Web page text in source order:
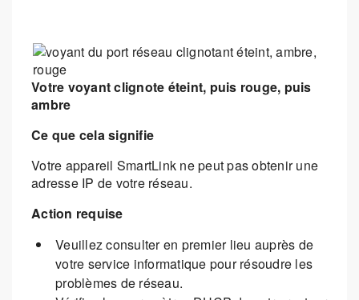
Votre voyant clignote éteint, puis rouge, puis
ambre
Ce que cela signifie
Votre appareil SmartLink ne peut pas obtenir une
adresse IP de votre réseau.
Action requise
Veuillez consulter en premier lieu auprès de
votre service informatique pour résoudre les
problèmes de réseau.